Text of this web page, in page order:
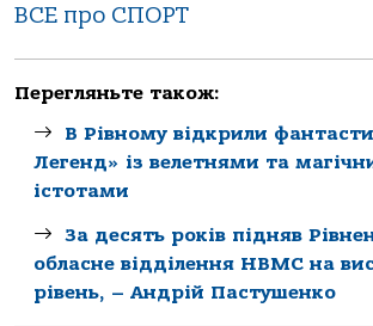
ВСЕ про СПОРТ
Перегляньте також:
В Рівному відкрили
Легенд» із велетнями та
істотами
За десять років підняв
обласне відділення НВМС на
рівень, – Андрій Пастушенко